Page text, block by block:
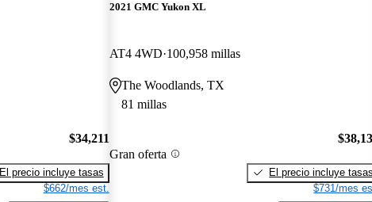
$34,211
El precio incluye tasas
$662/mes est.
2021 GMC Yukon XL
AT4 4WD 100,958 millas
The Woodlands, TX
81 millas
Gran oferta
El precio incluye tasas
$731/mes